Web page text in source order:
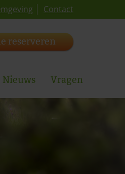
Contact
reserveren
Nieuws Vragen